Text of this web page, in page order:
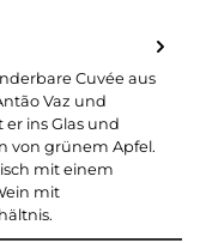
Cuvée aus
Vaz und
ins Glas und
von grünem Apfel.
mit einem
mit